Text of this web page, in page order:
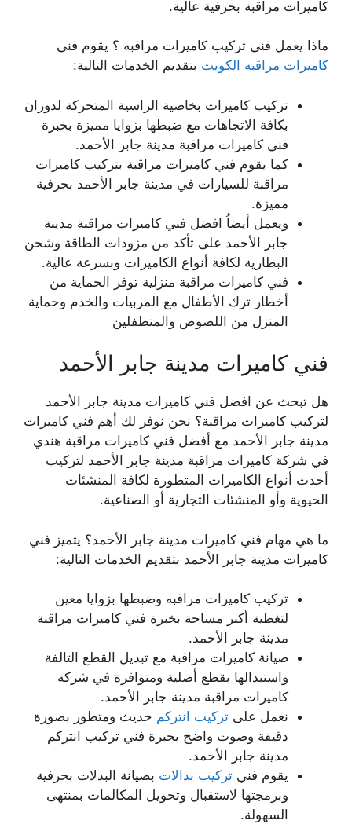
كاميرات مراقبة بحرفية عالية.
ماذا يعمل فني تركيب كاميرات مراقبه ؟ يقوم فني
كاميرات مراقبه الكويت بتقديم الخدمات التالية:
تركيب كاميرات بخاصية الراسية المتحركة لدوران
بكافة الاتجاهات مع ضبطها بزوايا مميزة بخبرة
فني كاميرات مراقبة مدينة جابر الأحمد.
كما يقوم فني كاميرات مراقبة بتركيب كاميرات
مراقبة للسيارات في مدينة جابر الأحمد بحرفية
مميزة.
ويعمل أيضاُ افضل فني كاميرات مراقبة مدينة
جابر الأحمد على تأكد من مزودات الطاقة وشحن
البطارية لكافة أنواع الكاميرات وبسرعة عالية.
فني كاميرات مراقبة منزلية توفر الحماية من
أخطار ترك الأطفال مع المربيات والخدم وحماية
المنزل من اللصوص والمتطفلين
فني كاميرات مدينة جابر الأحمد
هل تبحث عن افضل فني كاميرات مدينة جابر الأحمد
لتركيب كاميرات مراقبة؟ نحن نوفر لك أهم فني كاميرات
مدينة جابر الأحمد مع أفضل فني كاميرات مراقبة هندي
في شركة كاميرات مراقبة مدينة جابر الأحمد لتركيب
أحدث أنواع الكاميرات المتطورة لكافة المنشئات
الحيوية وأو المنشئات التجارية أو الصناعية.
ما هي مهام فني كاميرات مدينة جابر الأحمد؟ يتميز فني
كاميرات مدينة جابر الأحمد بتقديم الخدمات التالية:
تركيب كاميرات مراقبه وضبطها بزوايا معين
لتغطية أكبر مساحة بخبرة فني كاميرات مراقبة
مدينة جابر الأحمد.
صيانة كاميرات مراقبة مع تبديل القطع التالفة
واستبدالها بقطع أصلية ومتوافرة في شركة
كاميرات مراقبة مدينة جابر الأحمد.
نعمل على تركيب انتركم حديث ومتطور بصورة
دقيقة وصوت واضح بخبرة فني تركيب انتركم
مدينة جابر الأحمد.
يقوم فني تركيب بدالات بصيانة البدلات بحرفية
وبرمجتها لاستقبال وتحويل المكالمات بمنتهى
السهولة.